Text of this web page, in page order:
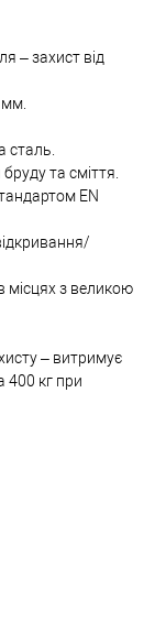
– захист від
сталь.
та сміття.
EN
місцях з великою
– витримує
400 кг при